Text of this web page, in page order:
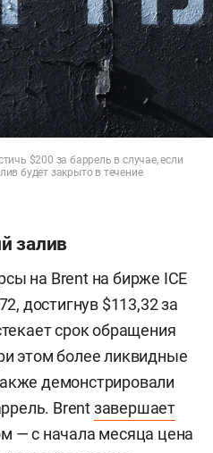
$200 за баррель в случае, если
будет закрыто в течение
залив
на Brent на бирже ICE
достигнув $113,32 за
срок обращения
этом более ликвидные
демонстрировали
Brentзавершает
— с начала месяца цена